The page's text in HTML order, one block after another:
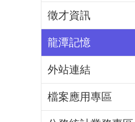
徵才資訊
龍潭記憶
外站連結
檔案應用專區